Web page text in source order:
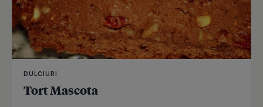
DULCIURI
Tort Mascota